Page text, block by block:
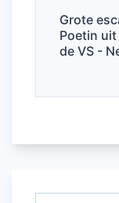
Grote
Poetin
de VS -